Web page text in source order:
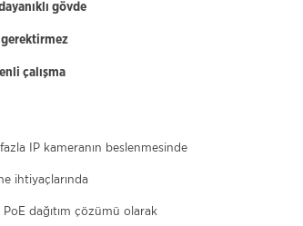
gövde
gerektirmez
çalışma
IP kameranın beslenmesinde
ihtiyaçlarında
dağıtım çözümü olarak